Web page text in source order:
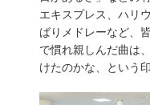
エキスプレス、ハリ
ばりメドレーなど、
で慣れ親しんだ曲は
けたのかな、という